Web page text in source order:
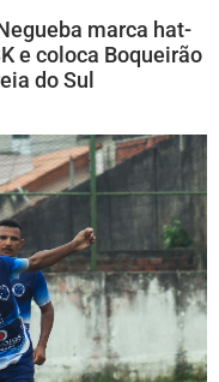
marca hat-
e coloca Boqueirão
do Sul